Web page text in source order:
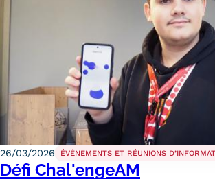
26/03/2026 ÉVÉNEMENTS ET RÉUNIONS
Défi Chal'engeAM